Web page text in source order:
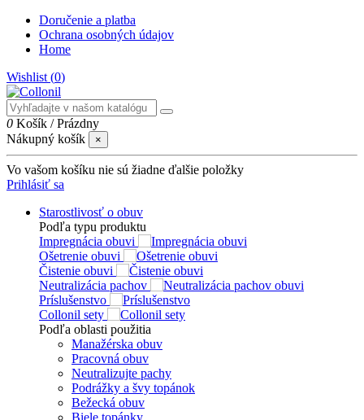
Doručenie a platba
Ochrana osobných údajov
Home
Wishlist (0)
0 Košík /Prázdny
Nákupný košík
×
Vo vašom košíku nie sú žiadne ďalšie položky
Prihlásiť sa
Starostlivosť o obuv
Podľa typu produktu
Impregnácia obuvi
Ošetrenie obuvi
Čistenie obuvi
Neutralizácia pachov
Príslušenstvo
Collonil sety
Podľa oblasti použitia
Manažérska obuv
Pracovná obuv
Neutralizujte pachy
Podrážky a švy topánok
Bežecká obuv
Biele topánky